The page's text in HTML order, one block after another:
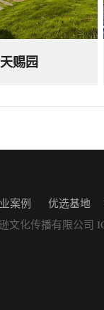
赐园
案例 优选基地
化传播有限公司